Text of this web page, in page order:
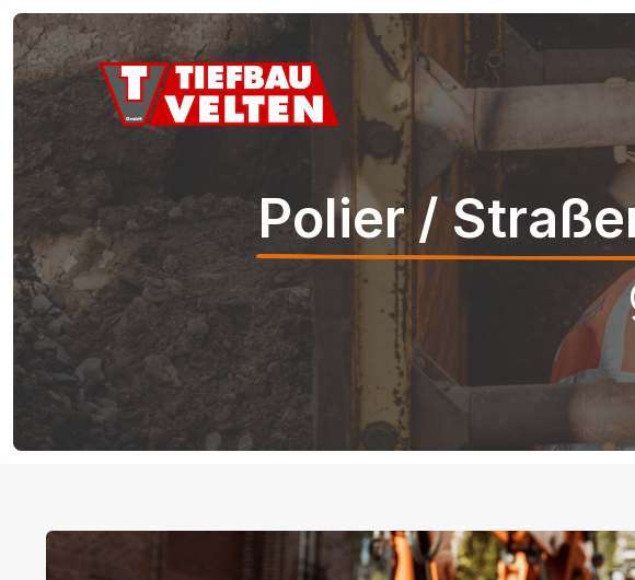
Polier /